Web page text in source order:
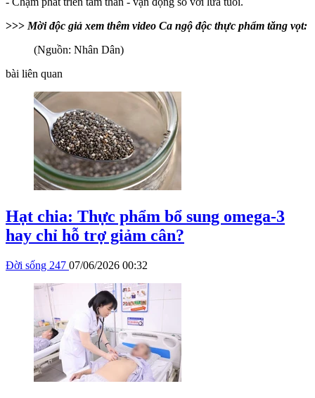
>>> Mời độc giả xem thêm video Ca ngộ độc thực phẩm tăng vọt:
(Nguồn: Nhân Dân)
bài liên quan
Hạt chia: Thực phẩm bổ sung omega-3
hay chỉ hỗ trợ giảm cân?
Đời sống 247 07/06/2026 00:32